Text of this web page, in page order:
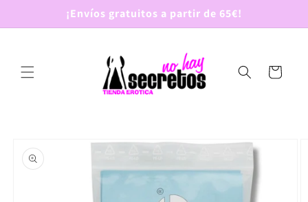
directamente
al contenido
¡Envíos gratuitos a partir de 65€!
Carrito
a la
información